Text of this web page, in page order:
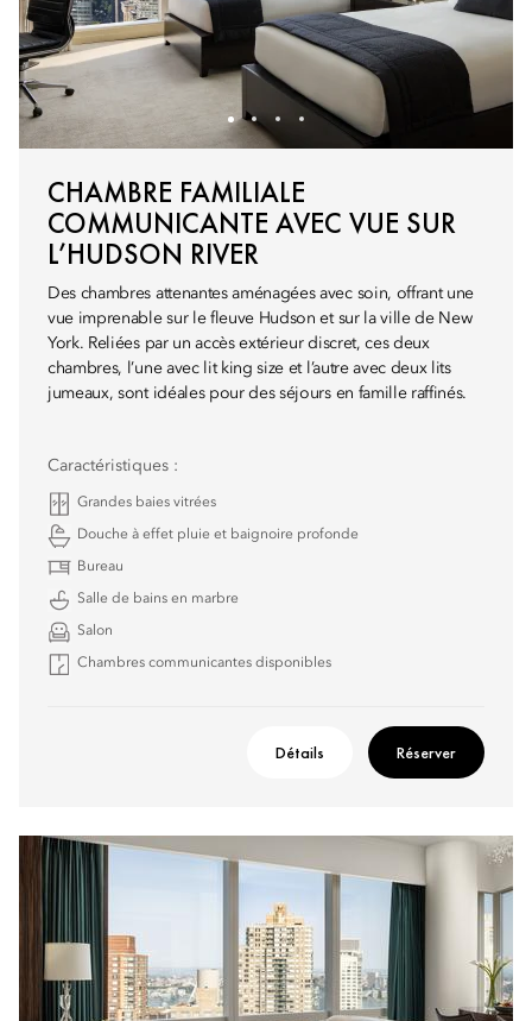
CHAMBRE FAMILIALE
COMMUNICANTE AVEC VUE SUR
L’HUDSON RIVER
Des chambres attenantes aménagées avec soin, offrant une
vue imprenable sur le fleuve Hudson et sur la ville de New
York. Reliées par un accès extérieur discret, ces deux
chambres, l’une avec lit king size et l’autre avec deux lits
jumeaux, sont idéales pour des séjours en famille raffinés.
Caractéristiques :
Grandes baies vitrées
Douche à effet pluie et baignoire profonde
Bureau
Salle de bains en marbre
Salon
Chambres communicantes disponibles
Détails Réserver